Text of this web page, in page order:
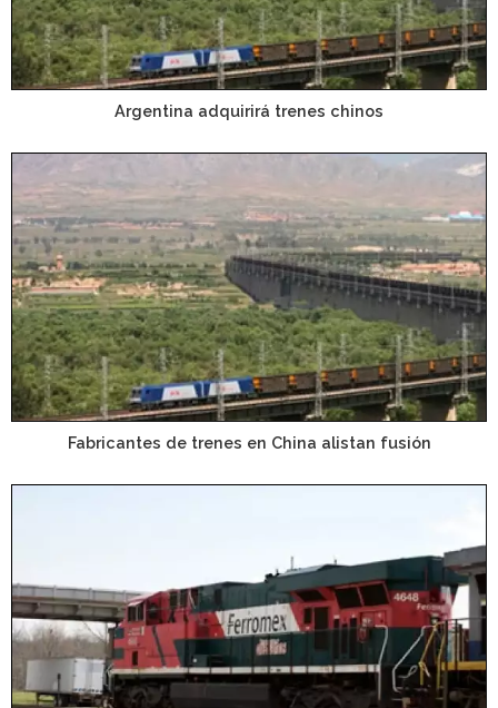
Argentina adquirirá trenes chinos
Fabricantes de trenes en China alistan fusión